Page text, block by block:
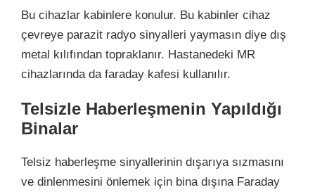
Bu cihazlar kabinlere konulur. Bu kabinler cihaz
çevreye parazit radyo sinyalleri yaymasın diye dış
metal kılıfından topraklanır. Hastanedeki MR
cihazlarında da faraday kafesi kullanılır.
Telsizle Haberleşmenin Yapıldığı
Binalar
Telsiz haberleşme sinyallerinin dışarıya sızmasını
ve dinlenmesini önlemek için bina dışına Faraday